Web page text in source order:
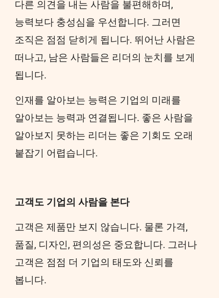
다른 의견을 내는 사람을 불편해하며,
능력보다 충성심을 우선합니다. 그러면
조직은 점점 닫히게 됩니다. 뛰어난 사람은
떠나고, 남은 사람들은 리더의 눈치를 보게
됩니다.
인재를 알아보는 능력은 기업의 미래를
알아보는 능력과 연결됩니다. 좋은 사람을
알아보지 못하는 리더는 좋은 기회도 오래
붙잡기 어렵습니다.
고객도 기업의 사람을 본다
고객은 제품만 보지 않습니다. 물론 가격,
품질, 디자인, 편의성은 중요합니다. 그러나
고객은 점점 더 기업의 태도와 신뢰를
봅니다.